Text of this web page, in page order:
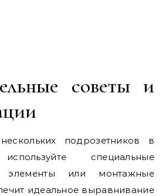
советы и
подрозетников в
специальные
элементы или монтажные
идеальное выравнивание